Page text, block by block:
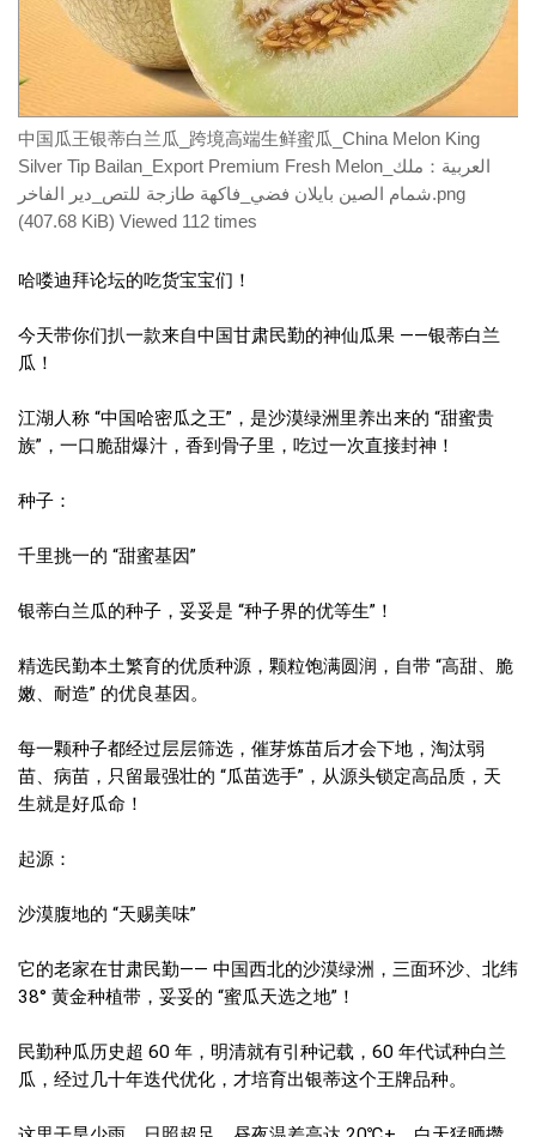
中国瓜王银蒂白兰瓜_跨境高端生鲜蜜瓜_China Melon King
Silver Tip Bailan_Export Premium Fresh Melon_العربية：ملك
شمام الصين بايلان فضي_فاكهة طازجة للتص_دير الفاخر.png
(407.68 KiB) Viewed 112 times
哈喽迪拜论坛的吃货宝宝们！
今天带你们扒一款来自中国甘肃民勤的神仙瓜果 ——银蒂白兰
瓜！
江湖人称 “中国哈密瓜之王”，是沙漠绿洲里养出来的 “甜蜜贵
族”，一口脆甜爆汁，香到骨子里，吃过一次直接封神！
种子：
千里挑一的 “甜蜜基因”
银蒂白兰瓜的种子，妥妥是 “种子界的优等生”！
精选民勤本土繁育的优质种源，颗粒饱满圆润，自带 “高甜、脆
嫩、耐造” 的优良基因。
每一颗种子都经过层层筛选，催芽炼苗后才会下地，淘汰弱
苗、病苗，只留最强壮的 “瓜苗选手”，从源头锁定高品质，天
生就是好瓜命！
起源：
沙漠腹地的 “天赐美味”
它的老家在甘肃民勤—— 中国西北的沙漠绿洲，三面环沙、北纬
38° 黄金种植带，妥妥的 “蜜瓜天选之地”！
民勤种瓜历史超 60 年，明清就有引种记载，60 年代试种白兰
瓜，经过几十年迭代优化，才培育出银蒂这个王牌品种。